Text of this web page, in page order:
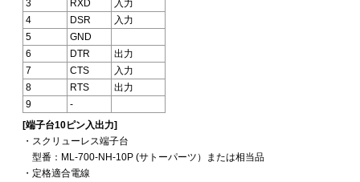
3
RXD
入力
4
DSR
入力
5
GND
6
DTR
出力
7
CTS
入力
8
RTS
出力
9
-
[端子台10ピン入出力]
・スクリューレス端子台
型番：ML-700-NH-10P (サトーパーツ）または相当品
・定格適合電線